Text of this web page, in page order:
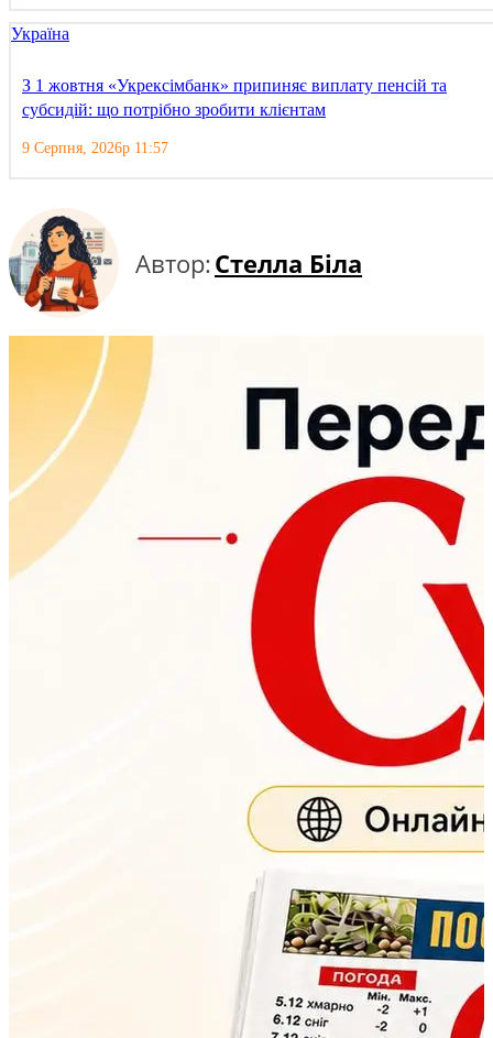
Україна
З 1 жовтня «Укрексімбанк» припиняє виплату пенсій та
субсидій: що потрібно зробити клієнтам
9 Серпня, 2026р 11:57
Автор:Стелла Біла